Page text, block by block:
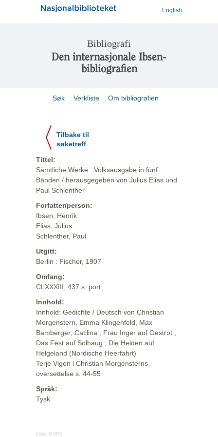
English
Bibliografi
Den internasjonale Ibsen-
bibliografien
Søk Verkliste Om bibliografien
Tilbake til
søketreff
Tittel:
Sämtliche Werke : Volksausgabe in fünf
Bänden / herausgegeben von Julius Elias und
Paul Schlenther
Forfatter/person:
Ibsen, Henrik
Elias, Julius
Schlenther, Paul
Utgitt:
Berlin : Fischer, 1907
Omfang:
CLXXXIII, 437 s. port.
Innhold:
Innhold: Gedichte / Deutsch von Christian
Morgenstern, Emma Klingenfeld, Max
Bamberger; Catilina ; Frau Inger auf Oestrot ;
Das Fest auf Solhaug ; Die Helden auf
Helgeland (Nordische Heerfahrt)
Terje Vigen i Christian Morgensterns
oversettelse s. 44-55
Språk:
Tysk
Kilde: MODS